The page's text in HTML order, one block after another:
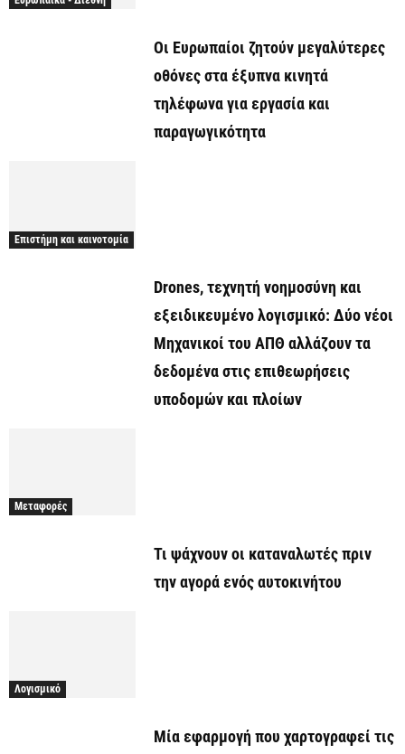
Οι Ευρωπαίοι ζητούν μεγαλύτερες
οθόνες στα έξυπνα κινητά
τηλέφωνα για εργασία και
παραγωγικότητα
Επιστήμη και καινοτομία
Drones, τεχνητή νοημοσύνη και
εξειδικευμένο λογισμικό: Δύο νέοι
Μηχανικοί του ΑΠΘ αλλάζουν τα
δεδομένα στις επιθεωρήσεις
υποδομών και πλοίων
Μεταφορές
Τι ψάχνουν οι καταναλωτές πριν
την αγορά ενός αυτοκινήτου
Λογισμικό
Μία εφαρμογή που χαρτογραφεί τις